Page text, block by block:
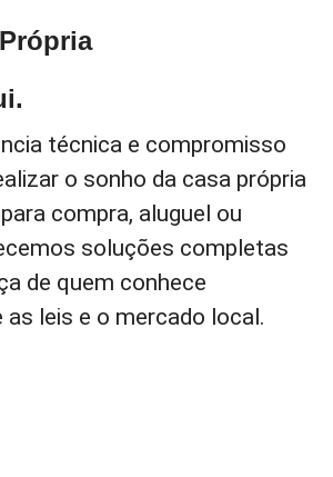
técnica e compromisso
o sonho da casa própria
compra, aluguel ou
soluções completas
de quem conhece
leis e o mercado local.